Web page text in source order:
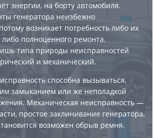
энергии, на борту автомобиля.
генератора неизбежно
возникает потребность либо их
полноценного ремонта.
типа природы неисправностей
и механический.
способна вызываться,
замыканием или же неполадкой
Механическая неисправность —
простое заклинивание генератора,
возможен обрыв ремня.